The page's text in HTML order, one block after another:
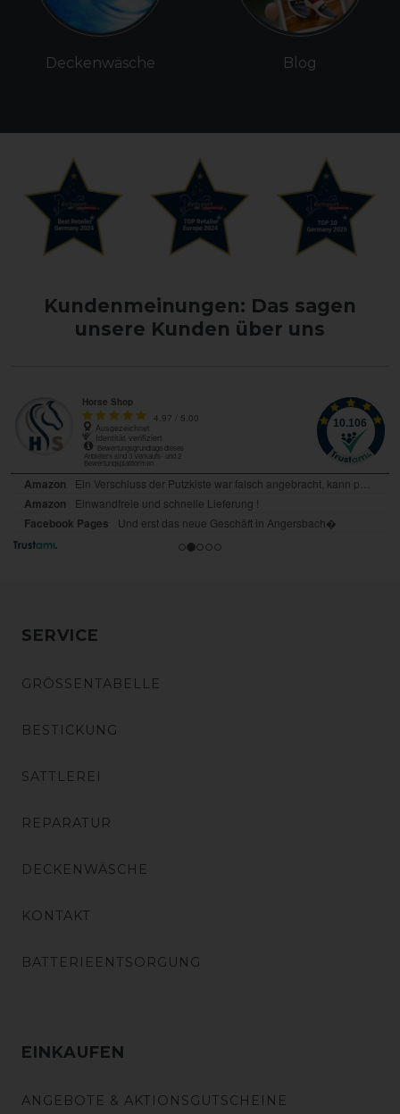
Deckenwäsche Blog
Kundenmeinungen: Das sagen
unsere Kunden über uns
SERVICE
GRÖSSENTABELLE
BESTICKUNG
SATTLEREI
REPARATUR
DECKENWÄSCHE
KONTAKT
BATTERIEENTSORGUNG
EINKAUFEN
ANGEBOTE & AKTIONSGUTSCHEINE